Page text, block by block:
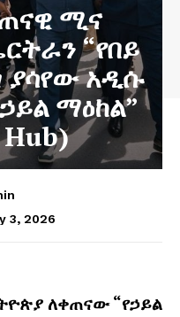
ሚና
“የበይ
ያሳየው አዲሱ
ማዕከል”
3, 2026
ለቀጠናው “የኃይል